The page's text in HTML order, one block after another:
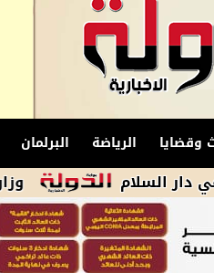
وقضايا الرياضة البرلمان
وزارة